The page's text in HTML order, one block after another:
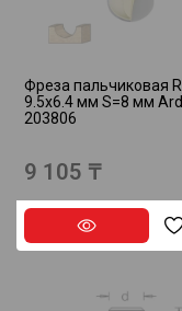
Фреза пальчиковая
9.5x6.4 мм S=8 мм
203806
9 105 ₸